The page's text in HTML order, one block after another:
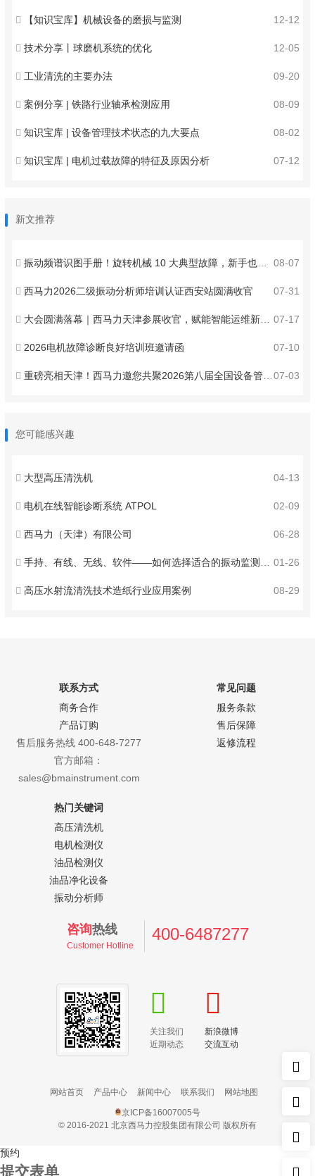
12-12
【知识宝库】机械设备的磨损与监测
12-05
技术分享丨球磨机系统的优化
09-20
工业清洗的主要办法
08-09
案例分享 | 铁路行业轴承检测应用
08-02
知识宝库 | 设备管理技术状态的九大要点
07-12
知识宝库 | 电机过载故障的特征及原因分析
新文推荐
08-07
振动频谱识图手册！旋转机械 10 大典型故障，新手也能秒判
07-31
西马力2026二级振动分析师培训认证西安站圆满收官
07-17
大会圆满落幕｜西马力天津参展收官，赋能智能运维新发展
07-10
2026电机故障诊断良好培训班邀请函
07-03
重磅亮相天津！西马力邀您共聚2026第八届全国设备管理与技术创新成果交流大会 ！
您可能感兴趣
04-13
大型高压清洗机
02-09
电机在线智能诊断系统 ATPOL
06-28
西马力（天津）有限公司
01-26
手持、有线、无线、软件——如何选择适合的振动监测方式？
08-29
高压水射流清洗技术造纸行业应用案例
联系方式
商务合作
产品订购
售后服务热线 400-648-7277
官方邮箱：
sales@bmainstrument.com
常见问题
服务条款
售后保障
返修流程
热门关键词
高压清洗机
电机检测仪
油品检测仪
油品净化设备
振动分析师
咨询热线
Customer Hotline
400-6487277
关注我们
近期动态
新浪微博
交流互动
网站首页 产品中心 新闻中心 联系我们 网站地图
京ICP备16007005号
© 2016-2021 北京西马力控股集团有限公司 版权所有
预约
提交表单